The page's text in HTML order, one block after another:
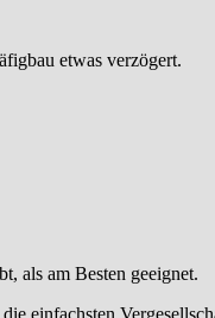
etwas verzögert.
als am Besten geeignet.
einfachsten